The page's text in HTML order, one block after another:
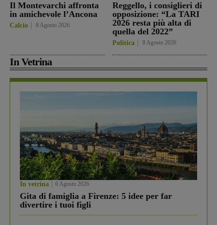
Il Montevarchi affronta
in amichevole l’Ancona
Calcio 8 Agosto 2026
Reggello, i consiglieri di
opposizione: “La TARI
2026 resta più alta di
quella del 2022”
Politica 8 Agosto 2026
In Vetrina
In vetrina 6 Agosto 2026
Gita di famiglia a Firenze: 5 idee per far
divertire i tuoi figli